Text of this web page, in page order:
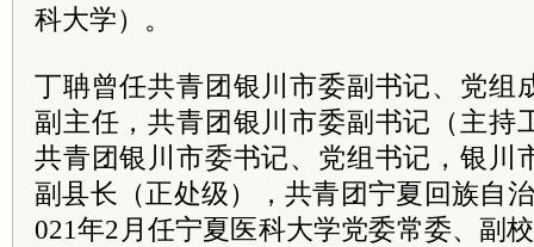
科大学）。
丁聃曾任共青团银川市委副书记、 党组
副主任，共青团银川市委副书记（主持
共青团银川市委书记、党组书记，银川
副县长（正处级），共青团宁夏回族自
021年2月任宁夏医科大学党委常委、副